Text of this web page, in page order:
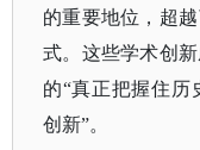
的重要地位，超
式。这些学术创
的“真正把握住历
创新”。